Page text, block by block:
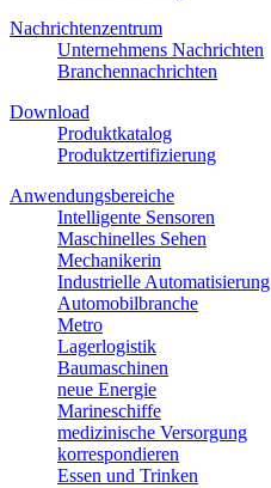
Nachrichtenzentrum
Unternehmens Nachrichten
Branchennachrichten
Download
Produktkatalog
Produktzertifizierung
Anwendungsbereiche
Intelligente Sensoren
Maschinelles Sehen
Mechanikerin
Industrielle Automatisierung
Automobilbranche
Metro
Lagerlogistik
Baumaschinen
neue Energie
Marineschiffe
medizinische Versorgung
korrespondieren
Essen und Trinken